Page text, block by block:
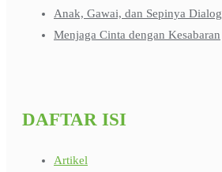
Anak, Gawai, dan Sepinya Dialog
Menjaga Cinta dengan Kesabaran
DAFTAR ISI
Artikel